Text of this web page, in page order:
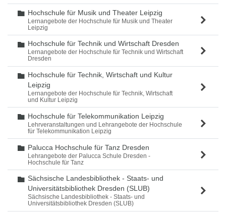
Ordner
Hochschule für Musik und Theater Leipzig
Lernangebote der Hochschule für Musik und Theater
Leipzig
Ordner
Hochschule für Technik und Wirtschaft Dresden
Lernangebote der Hochschule für Technik und Wirtschaft
Dresden
Ordner
Hochschule für Technik, Wirtschaft und Kultur
Leipzig
Lernangebote der Hochschule für Technik, Wirtschaft
und Kultur Leipzig
Ordner
Hochschule für Telekommunikation Leipzig
Lehrveranstaltungen und Lehrangebote der Hochschule
für Telekommunikation Leipzig
Ordner
Palucca Hochschule für Tanz Dresden
Lehrangebote der Palucca Schule Dresden -
Hochschule für Tanz
Ordner
Sächsische Landesbibliothek - Staats- und
Universitätsbibliothek Dresden (SLUB)
Sächsische Landesbibliothek - Staats- und
Universitätsbibliothek Dresden (SLUB)